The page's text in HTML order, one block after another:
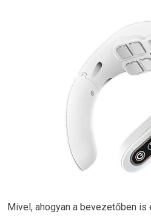
Mivel, ahogyan a bevezetőben is